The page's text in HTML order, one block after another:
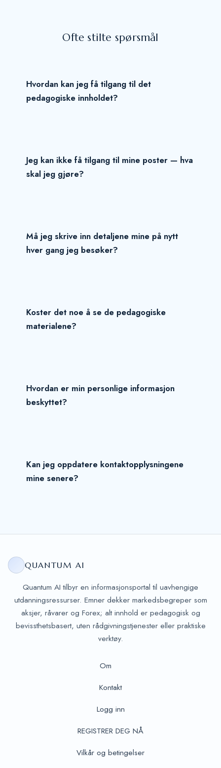
Ofte stilte spørsmål
Hvordan kan jeg få tilgang til det
pedagogiske innholdet?
Jeg kan ikke få tilgang til mine poster — hva
skal jeg gjøre?
Må jeg skrive inn detaljene mine på nytt
hver gang jeg besøker?
Koster det noe å se de pedagogiske
materialene?
Hvordan er min personlige informasjon
beskyttet?
Kan jeg oppdatere kontaktopplysningene
mine senere?
QUANTUM AI
Quantum AI tilbyr en informasjonsportal til uavhengige
utdanningsressurser. Emner dekker markedsbegreper som
aksjer, råvarer og Forex; alt innhold er pedagogisk og
bevissthetsbasert, uten rådgivningstjenester eller praktiske
verktøy.
Om
Kontakt
Logg inn
REGISTRER DEG NÅ
Vilkår og betingelser